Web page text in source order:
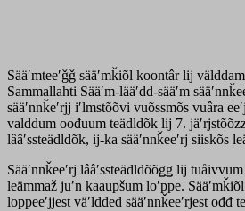
Sääʹmteeʹǧǧ sääʹmǩiõl koontâr lij
Sammallahti Sääʹm-lääʹdd-sääʹm
sääʹnnǩeʹrjj iʹlmstõõvi vuõssmõs vuâra
valddum oođuum teädldõk lij 7.
lââʹssteädldõk, ij-ka sääʹnnǩeeʹrj siiskõs
Sääʹnnǩeeʹrj lââʹssteädldõõǥǥ lij
leämmaž juʹn kaaupšum loʹppe.
loppeeʹjjest väʹldded sääʹnnǩeeʹrjest ođđ